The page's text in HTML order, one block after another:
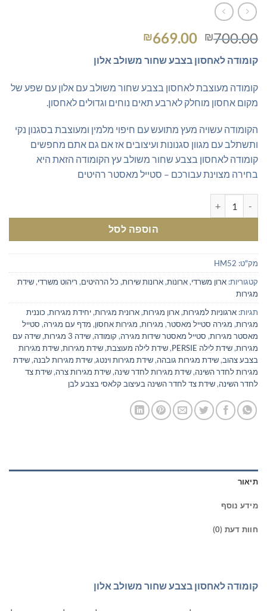
₪700.00
המחיר
היה:
₪700.00.
₪669.00
הוא:
₪669.00.
קומודה לאחסון בצבע שחור משולב אלון
קומודה מעוצבת לאחסון בצבע שחור משולב עם אלון עם שפע של
מקום אחסון מוחלק לארבע תאים נוחים וגדולים לאחסון.
הקומודה עשויה מעץ מתועש עם חיפוי מלמין ומעוצבת בסגנון נקי
ותשתלב עם מגוון סגנונות ועיצובים אז אם גם אתם מחפשים
קומודה לאחסון בצבע שחור משולב עץ הקומודה הזאת היא
בחירה מצוינת עבורכם – סטייל מאסטר רהיטים
הוספה לסל
מק"ט: HM52
קטגוריות: ארון משרדי,ארונות,ארונות שירות, כל הרהיטים, ריהוט משרדי,שידת
מגירות
תגיות: ארגוניות למגירות,ארון מגירות,ארונית מגירות,יחידת מגירות, כוננית
מגירות, מגירה סטייל מאסטר, מגירות, מגירות אחסון, מדף עם מגירה, סטייל
מאסטר מגירות, סטייל מאסטר שידות מגירה, קומודה,שידה 3 מגירות ,שידה עם
מגירות,שידת לילה PERSIE ,שידת לילה מעוצבת,שידת מגירות,שידת מגירות
בצבע צהוב,שידת מגירות גובהה,שידת מגירות וינטג,שידת מגירות לבנה,שידת
מגירות לחדר השינה,שידת מגירות לחדר שינה,שידת מגירות צרה,שידת צד
לחדר השינה,שידת צד לחדר השינה בעיצוב קלאסי בצבע לבן
תיאור
מידע נוסף
חוות דעת (0)
קומודה לאחסון בצבע שחור משולב אלון